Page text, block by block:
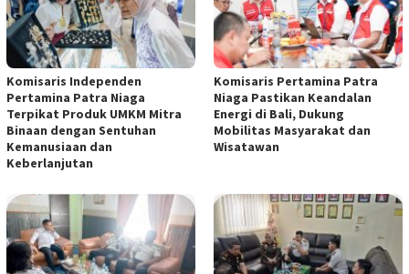
Komisaris Independen
Pertamina Patra Niaga
Terpikat Produk UMKM Mitra
Binaan dengan Sentuhan
Kemanusiaan dan
Keberlanjutan
Komisaris Pertamina Patra
Niaga Pastikan Keandalan
Energi di Bali, Dukung
Mobilitas Masyarakat dan
Wisatawan